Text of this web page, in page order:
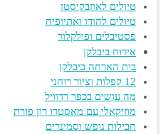
טיולים לאוזבקיסטן
טיולים להודו ואתיופיה
פסטיבלים ופולקלור
אירוח ביבלקן
בית הארחה ביבלקן
12 קפלות וציור רוחני
מה עושים בכפר רדוויל
מוזיקאלי עם מאסטרו רון פורת
חבילות נופש וסמינרים